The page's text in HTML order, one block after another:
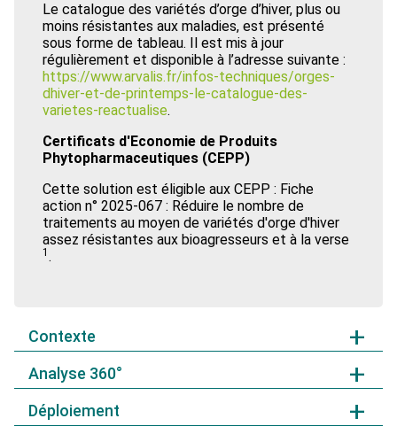
Le catalogue des variétés d’orge d’hiver, plus ou
moins résistantes aux maladies, est présenté
sous forme de tableau. Il est mis à jour
régulièrement et disponible à l’adresse suivante :
https://www.arvalis.fr/infos-techniques/orges-
dhiver-et-de-printemps-le-catalogue-des-
varietes-reactualise.
Certificats d'Economie de Produits
Phytopharmaceutiques (CEPP)
Cette solution est éligible aux CEPP : Fiche
action n° 2025-067 : Réduire le nombre de
traitements au moyen de variétés d'orge d'hiver
assez résistantes aux bioagresseurs et à la verse
1 .
Contexte
L’orge est la troisième céréale cultivée en France. La
surface allouée à sa culture oscille autour de 1,9
millions d’hectares, soit environ 7 % de la Surface
Agricole Utile (SAU) française2. Avec une production
Analyse 360°
Niveau de réduction d’utilisation et / ou d’impact
Déploiement